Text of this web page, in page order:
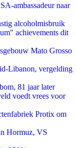
ambassadeur naar
alcoholmisbruik
achievements dit
Mato Grosso
Libanon, vergelding
81 jaar later
voedt vrees voor
Protix om
Hormuz, VS